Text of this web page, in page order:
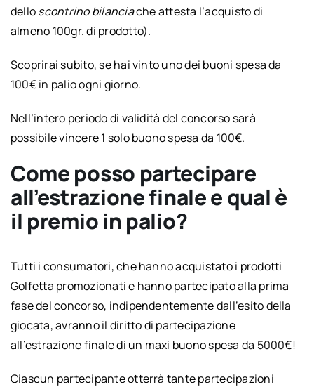
delloscontrino bilanciache attesta l’acquisto di
almeno 100gr. di prodotto).
Scoprirai subito, se hai vinto uno dei buoni spesa da
100€ in palio ogni giorno.
Nell’intero periodo di validità del concorso sarà
possibile vincere 1 solo buono spesa da 100€.
Come posso partecipare
all’estrazione finale e qual è
il premio in palio?
Tutti i consumatori, che hanno acquistato i prodotti
Golfetta promozionati e hanno partecipato alla prima
fase del concorso, indipendentemente dall’esito della
giocata, avranno il diritto di partecipazione
all’estrazione finale di un maxi buono spesa da 5000€!
Ciascun partecipante otterrà tante partecipazioni